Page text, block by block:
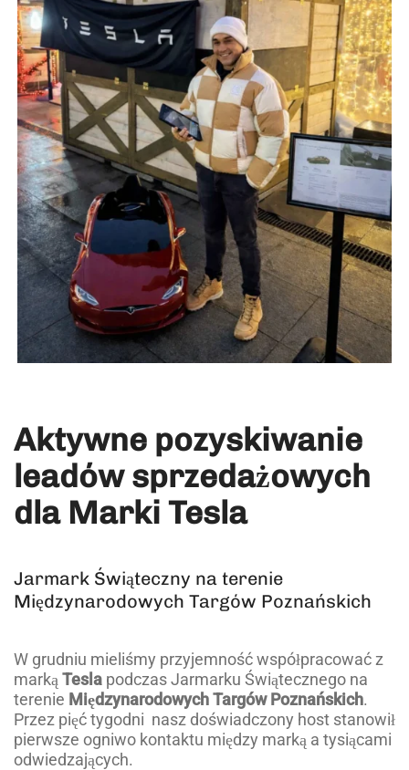
Aktywne pozyskiwanie
leadów sprzedażowych
dla Marki Tesla
Jarmark Świąteczny na terenie
Międzynarodowych Targów Poznańskich
W grudniu mieliśmy przyjemność współpracować z
marką Tesla podczas Jarmarku Świątecznego na
terenie Międzynarodowych Targów Poznańskich.
Przez pięć tygodni nasz doświadczony host stanowił
pierwsze ogniwo kontaktu między marką a tysiącami
odwiedzających.